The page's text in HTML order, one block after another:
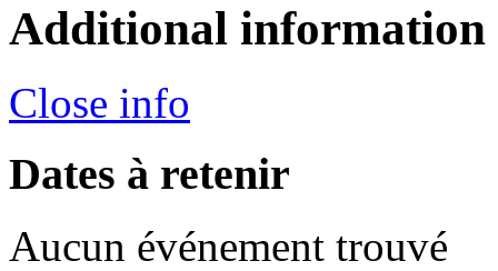
Additional information
Close info
Dates à retenir
Aucun événement trouvé